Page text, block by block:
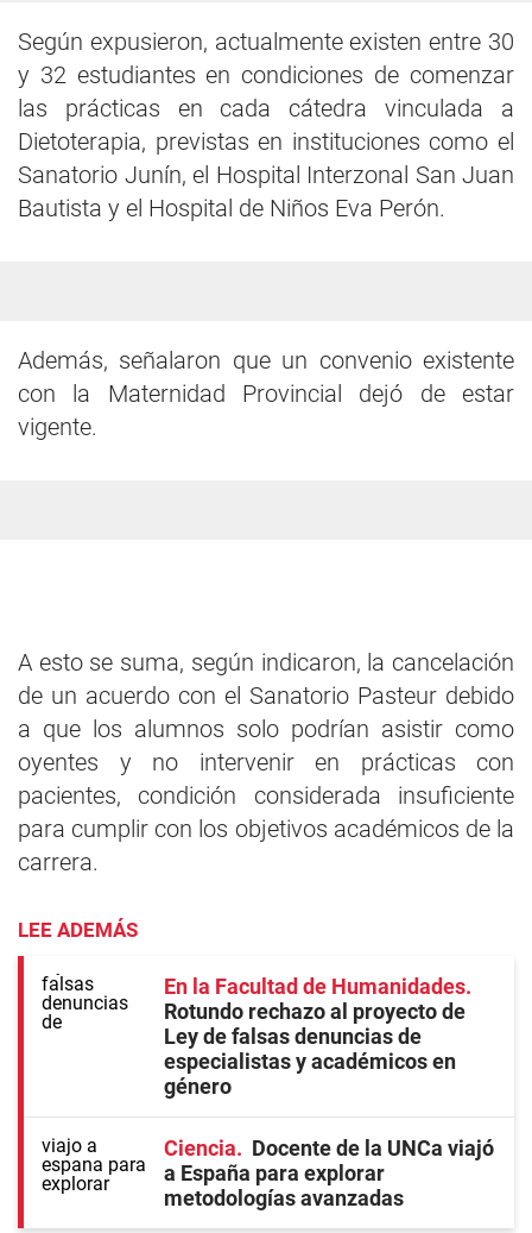
Según expusieron, actualmente existen entre 30
y 32 estudiantes en condiciones de comenzar
las prácticas en cada cátedra vinculada a
Dietoterapia, previstas en instituciones como el
Sanatorio Junín, el Hospital Interzonal San Juan
Bautista y el Hospital de Niños Eva Perón.
Además, señalaron que un convenio existente
con la Maternidad Provincial dejó de estar
vigente.
A esto se suma, según indicaron, la cancelación
de un acuerdo con el Sanatorio Pasteur debido
a que los alumnos solo podrían asistir como
oyentes y no intervenir en prácticas con
pacientes, condición considerada insuficiente
para cumplir con los objetivos académicos de la
carrera.
LEE ADEMÁS
En la Facultad de Humanidades
Rotundo rechazo al proyecto de
Ley de falsas denuncias de
especialistas y académicos en
género
Ciencia
Docente de la UNCa viajó
a España para explorar
metodologías avanzadas